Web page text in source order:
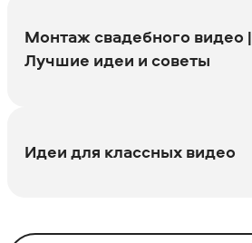
Монтаж свадебного видео |
Лучшие идеи и советы
Идеи для классных видео